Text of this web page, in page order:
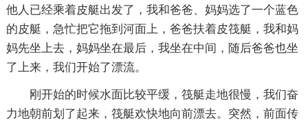
他人已经乘着皮艇出发了，我和爸爸、妈妈选了一个蓝色
的皮艇，急忙把它拖到河面上，爸爸扶着皮筏艇，我和妈
妈先坐上去，妈妈坐在最后，我坐在中间，随后爸爸也坐
了上来，我们开始了漂流。
刚开始的时候水面比较平缓，筏艇走地很慢，我们奋
力地朝前划了起来，筏艇欢快地向前漂去。突然，前面传